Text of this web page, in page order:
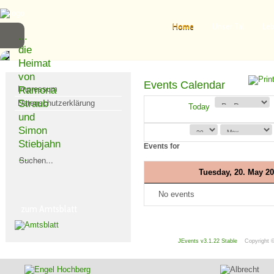
Home
...
die
Heimat
von
Ramona
Straub
und
Simon
Stiebjahn
...
Impressum
Datenschutzerklärung
Suchen
Events Calendar
Today
Events for
Tuesday, 20. May
No events
JEvents v3.1.22 Stable Copyright